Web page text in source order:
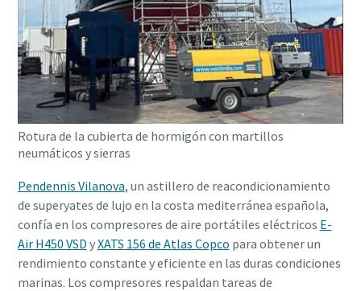
Rotura de la cubierta de hormigón con martillos
neumáticos y sierras
Pendennis Vilanova, un astillero de reacondicionamiento
de superyates de lujo en la costa mediterránea española,
confía en los compresores de aire portátiles eléctricos E-
Air H450 VSD yXATS 156 de Atlas Copco para obtener un
rendimiento constante y eficiente en las duras condiciones
marinas. Los compresores respaldan tareas de